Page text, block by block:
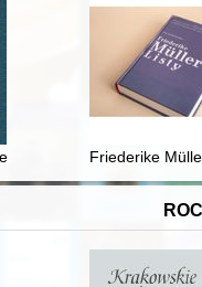
z ważniejszą
o Jerzym Żuławskim
Friederike